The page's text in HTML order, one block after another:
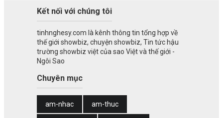
Kết nối với chúng tôi
tinhnghesy.com là kênh thông tin tổng hợp về
thế giới showbiz, chuyện showbiz, Tin tức hậu
trường showbiz việt của sao Việt và thế giới -
Ngôi Sao
Chuyên mục
am-nhac am-thuc